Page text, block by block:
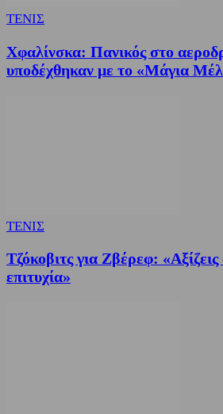
ΤΕΝΙΣ
Χφαλίνσκα: Πανικός στο
υποδέχθηκαν με το «Μάγια
ΤΕΝΙΣ
Τζόκοβιτς για Ζβέρεφ:
επιτυχία»